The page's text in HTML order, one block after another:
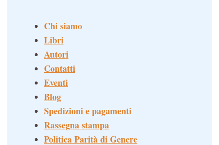
Chi siamo
Libri
Autori
Contatti
Eventi
Blog
Spedizioni e pagamenti
Rassegna stampa
Politica Parità di Genere